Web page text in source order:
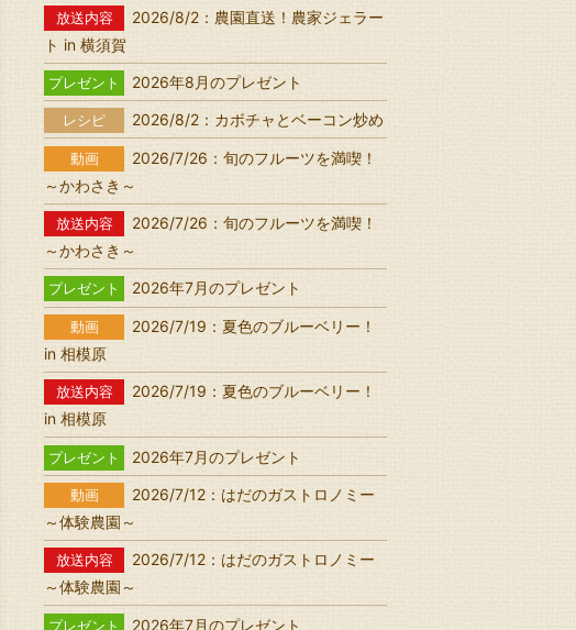
放送内容
2026/8/2：農園直送！農家ジェラー
ト in 横須賀
プレゼント 2026年8月のプレゼント
レシピ 2026/8/2：カボチャとベーコン炒め
動画
2026/7/26：旬のフルーツを満喫！
～かわさき～
放送内容
2026/7/26：旬のフルーツを満喫！
～かわさき～
プレゼント 2026年7月のプレゼント
動画
2026/7/19：夏色のブルーベリー！
in 相模原
放送内容
2026/7/19：夏色のブルーベリー！
in 相模原
プレゼント 2026年7月のプレゼント
動画
2026/7/12：はだのガストロノミー
～体験農園～
放送内容
2026/7/12：はだのガストロノミー
～体験農園～
プレゼント 2026年7月のプレゼント